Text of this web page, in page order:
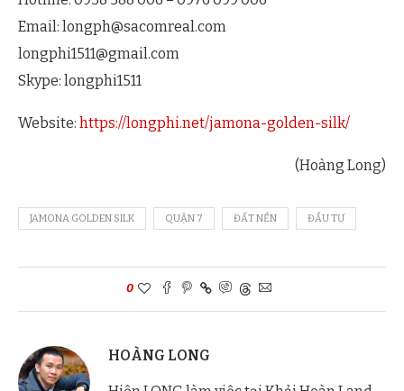
Email: longph@sacomreal.com
longphi1511@gmail.com
Skype: longphi1511
Website: https://longphi.net/jamona-golden-silk/
(Hoàng Long)
JAMONA GOLDEN SILK QUẬN 7 ĐẤT NỀN ĐẦU TƯ
0
HOÀNG LONG